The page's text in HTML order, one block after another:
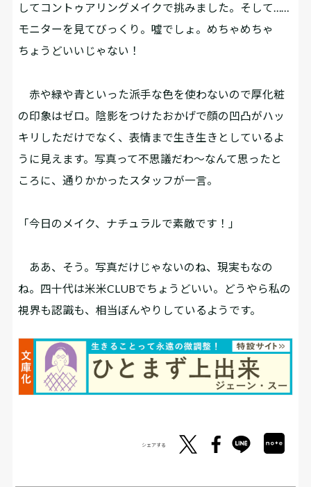
してコントゥアリングメイクで挑みました。そして……
モニターを見てびっくり。噓でしょ。めちゃめちゃ
ちょうどいいじゃない！
赤や緑や青といった派手な色を使わないので厚化粧
の印象はゼロ。陰影をつけたおかげで顔の凹凸がハッ
キリしただけでなく、表情まで生き生きとしているよ
うに見えます。写真って不思議だわ～なんて思ったと
ころに、通りかかったスタッフが一言。
「今日のメイク、ナチュラルで素敵です！」
ああ、そう。写真だけじゃないのね、現実もなの
ね。四十代は米米CLUBでちょうどいい。どうやら私の
視界も認識も、相当ぼんやりしているようです。
シェアする